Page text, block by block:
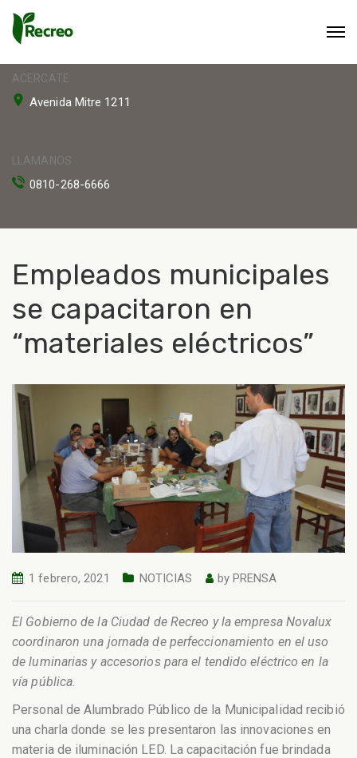
ACERCATE
Avenida Mitre 1211
LLAMANOS
0810-268-6666
Empleados municipales
se capacitaron en
“materiales eléctricos”
1 febrero, 2021 NOTICIAS by PRENSA
El Gobierno de la Ciudad de Recreo y la empresa Novalux
coordinaron una jornada de perfeccionamiento en el uso
de luminarias y accesorios para el tendido eléctrico en la
vía pública.
Personal de Alumbrado Público de la Municipalidad recibió
una charla donde se les presentaron las innovaciones en
materia de iluminación LED. La capacitación fue brindada